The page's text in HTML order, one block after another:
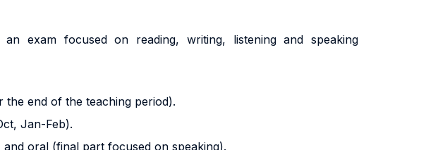
exam focused on reading, writing, listening and speaking
the end of the teaching period).
Jan-Feb).
oral (final part focused on speaking).